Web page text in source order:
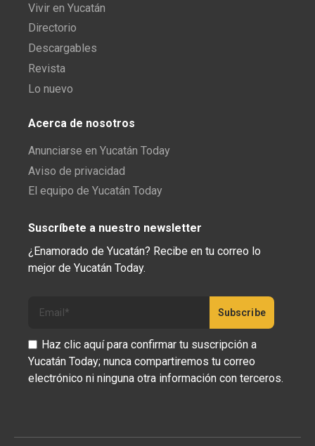
Vivir en Yucatán
Directorio
Descargables
Revista
Lo nuevo
Acerca de nosotros
Anunciarse en Yucatán Today
Aviso de privacidad
El equipo de Yucatán Today
Suscríbete a nuestro newsletter
¿Enamorado de Yucatán? Recibe en tu correo lo
mejor de Yucatán Today.
Haz clic aquí para confirmar tu suscripción a
Yucatán Today; nunca compartiremos tu correo
electrónico ni ninguna otra información con terceros.